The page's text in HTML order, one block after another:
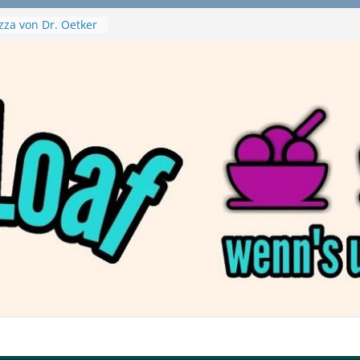
von Dr. Oetker
Nuggets und
vegan?
/